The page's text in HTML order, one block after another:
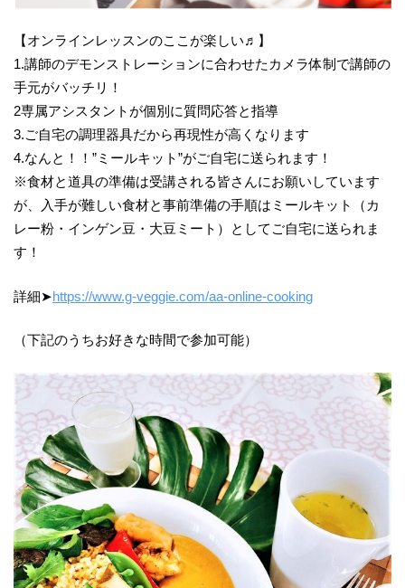
【オンラインレッスンのここが楽しい♬】
1.講師のデモンストレーションに合わせたカメラ体制で講師の
手元がバッチリ！
2専属アシスタントが個別に質問応答と指導
3.ご自宅の調理器具だから再現性が高くなります
4.なんと！！”ミールキット”がご自宅に送られます！
※食材と道具の準備は受講される皆さんにお願いしています
が、入手が難しい食材と事前準備の手順はミールキット（カ
レー粉・インゲン豆・大豆ミート）としてご自宅に送られま
す！
詳細➤https://www.g-veggie.com/aa-online-cooking
（下記のうちお好きな時間で参加可能）